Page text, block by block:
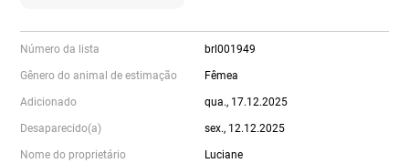
Número da lista brl001949
Gênero do animal de estimação Fêmea
Adicionado qua., 17.12.2025
Desaparecido(a) sex., 12.12.2025
Nome do proprietário Luciane